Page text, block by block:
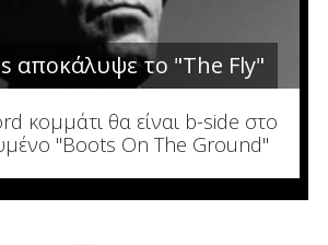
αποκάλυψε το "The Fly"
κομμάτι θα είναι b-side στο
"Boots On The Ground"